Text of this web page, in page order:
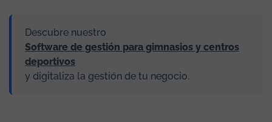
Descubre nuestro
Software de gestión para gimnasios y centros
deportivos
y digitaliza la gestión de tu negocio.